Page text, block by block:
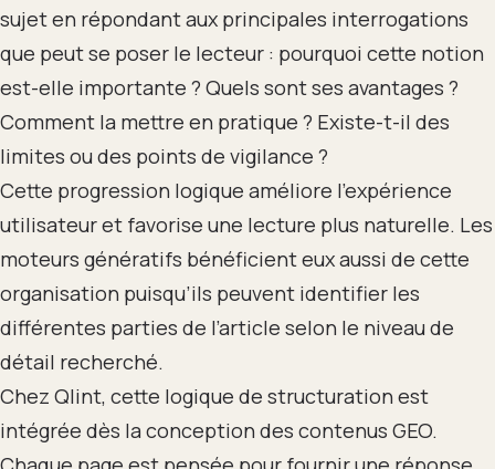
sujet en répondant aux principales interrogations
que peut se poser le lecteur : pourquoi cette notion
est-elle importante ? Quels sont ses avantages ?
Comment la mettre en pratique ? Existe-t-il des
limites ou des points de vigilance ?
Cette progression logique améliore l’expérience
utilisateur et favorise une lecture plus naturelle. Les
moteurs génératifs bénéficient eux aussi de cette
organisation puisqu’ils peuvent identifier les
différentes parties de l’article selon le niveau de
détail recherché.
Chez Qlint, cette logique de structuration est
intégrée dès la conception des contenus GEO.